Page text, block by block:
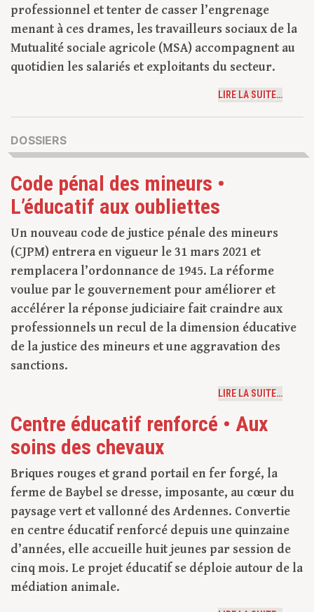
professionnel et tenter de casser l’engrenage
menant à ces drames, les travailleurs sociaux de la
Mutualité sociale agricole (MSA) accompagnent au
quotidien les salariés et exploitants du secteur.
LIRE LA SUITE…
DOSSIERS
Code pénal des mineurs •
L’éducatif aux oubliettes
Un nouveau code de justice pénale des mineurs
(CJPM) entrera en vigueur le 31 mars 2021 et
remplacera l’ordonnance de 1945. La réforme
voulue par le gouvernement pour améliorer et
accélérer la réponse judiciaire fait craindre aux
professionnels un recul de la dimension éducative
de la justice des mineurs et une aggravation des
sanctions.
LIRE LA SUITE…
Centre éducatif renforcé • Aux
soins des chevaux
Briques rouges et grand portail en fer forgé, la
ferme de Baybel se dresse, imposante, au cœur du
paysage vert et vallonné des Ardennes. Convertie
en centre éducatif renforcé depuis une quinzaine
d’années, elle accueille huit jeunes par session de
cinq mois. Le projet éducatif se déploie autour de la
médiation animale.